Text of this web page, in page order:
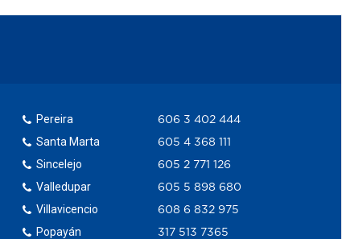
Pereira
Santa Marta
Sincelejo
Valledupar
Villavicencio
Popayán
606 3 402 444
605 4 368 111
605 2 771 126
605 5 898 680
608 6 832 975
317 513 7365